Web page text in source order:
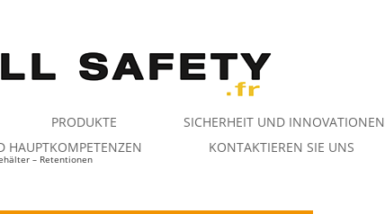
PRODUKTE SICHERHEIT UND INNOVATIONEN
HAUPTKOMPETENZEN
KONTAKTIEREN SIE UNS
– Retentionen